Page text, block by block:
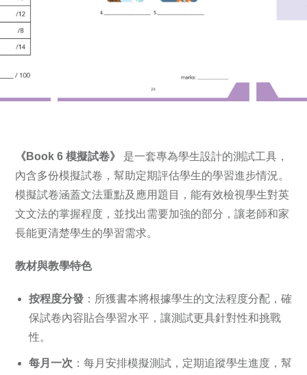
《Book 6 模擬試卷》
是一套專為學生設計的測試工具，
內含多份模擬試卷，幫助定期評估學生的學習進步情況。
模擬試卷涵蓋文法重點及應用題目，能有效檢視學生對英
文文法的掌握程度，並找出需要加強的部分，讓老師和家
長能更清楚學生的學習需求。
教材與教學特色
按程度分發 ：所獲書本將根據學生的文法程度分配，確
保試卷內容貼合學習水平，讓測試更具針對性和挑戰
性。
每月一次 ：每月安排模擬測試，定期追蹤學生進度，幫